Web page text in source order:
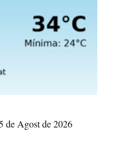
de Agost de 2026